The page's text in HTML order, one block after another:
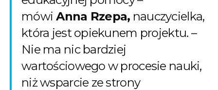
mówi Anna Rzepa, nauczycielka,
która jest opiekunem projektu. –
Nie ma nic bardziej
wartościowego w procesie nauki,
niż wsparcie ze strony